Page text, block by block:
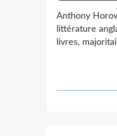
Anthony
littérature
livres,